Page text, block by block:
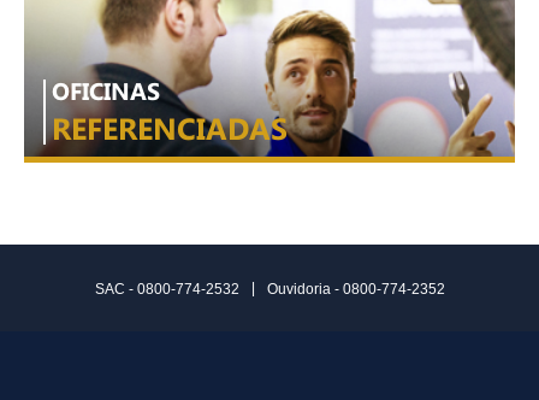
OFICINAS
REFERENCIADAS
SAC - 0800-774-2532 Ouvidoria - 0800-774-2352